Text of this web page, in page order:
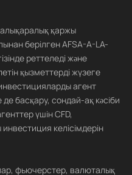
қаржы
берілген AFSA-A-LA-
реттеледі және
қызметтерді жүзеге
агент
де басқару, сондай-ақ кәсіби
үшін CFD,
келісімдерін
фьючерстер, валюталық